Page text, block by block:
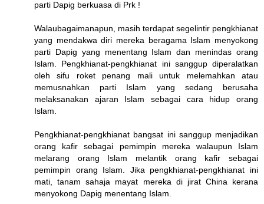
parti Dapig berkuasa di Prk !
Walaubagaimanapun, masih terdapat segelintir pengkhianat
yang mendakwa diri mereka beragama Islam menyokong
parti Dapig yang menentang Islam dan menindas orang
Islam. Pengkhianat-pengkhianat ini sanggup diperalatkan
oleh sifu roket penang mali untuk melemahkan atau
memusnahkan parti Islam yang sedang berusaha
melaksanakan ajaran Islam sebagai cara hidup orang
Islam.
Pengkhianat-pengkhianat bangsat ini sanggup menjadikan
orang kafir sebagai pemimpin mereka walaupun Islam
melarang orang Islam melantik orang kafir sebagai
pemimpin orang Islam. Jika pengkhianat-pengkhianat ini
mati, tanam sahaja mayat mereka di jirat China kerana
menyokong Dapig menentang Islam.